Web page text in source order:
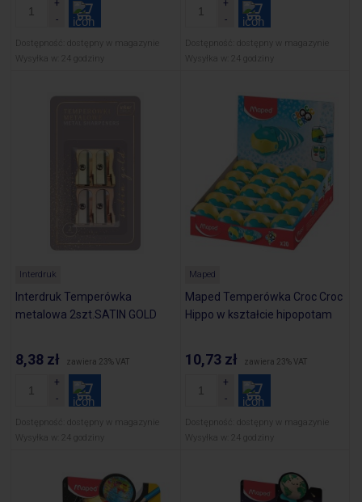
Dostępność:
dostępny w magazynie
Wysyłka w:
24 godziny
Dostępność:
dostępny w magazynie
Wysyłka w:
24 godziny
Interdruk
Interdruk Temperówka
metalowa 2szt.SATIN GOLD
8,38 zł zawiera 23% VAT
Dostępność:
dostępny w magazynie
Wysyłka w:
24 godziny
Maped
Maped Temperówka Croc Croc
Hippo w kształcie hipopotam
10,73 zł zawiera 23% VAT
Dostępność:
dostępny w magazynie
Wysyłka w:
24 godziny